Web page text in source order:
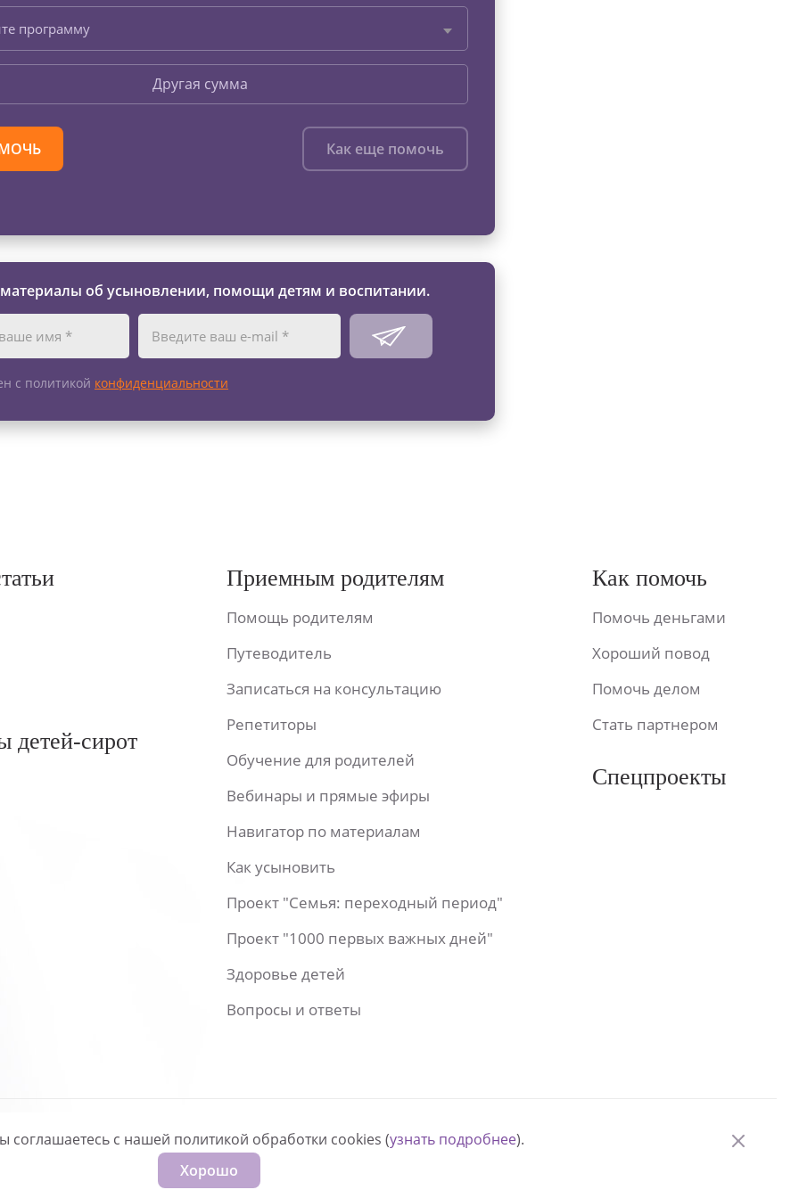
программу
Другая сумма
Как еще помочь
об усыновлении, помощи детям и воспитании.
с политикой конфиденциальности
детей-сирот
Приемным родителям
Помощь родителям
Путеводитель
Записаться на консультацию
Репетиторы
Обучение для родителей
Вебинары и прямые эфиры
Навигатор по материалам
Как усыновить
Проект "Семья: переходный период"
Проект "1000 первых важных дней"
Здоровье детей
Вопросы и ответы
Как помочь
Помочь деньгами
Хороший повод
Помочь делом
Стать партнером
Спецпроекты
соглашаетесь с нашей политикой обработки cookies (узнать подробнее).
Хорошо